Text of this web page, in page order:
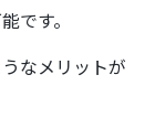
です。
なメリットが